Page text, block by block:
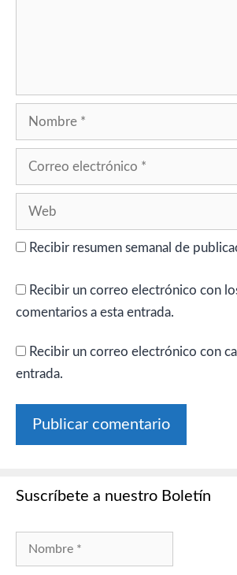
Recibir resumen semanal de
Recibir un correo electrónico con
comentarios a esta entrada.
Recibir un correo electrónico con
entrada.
Suscríbete a nuestro Boletín